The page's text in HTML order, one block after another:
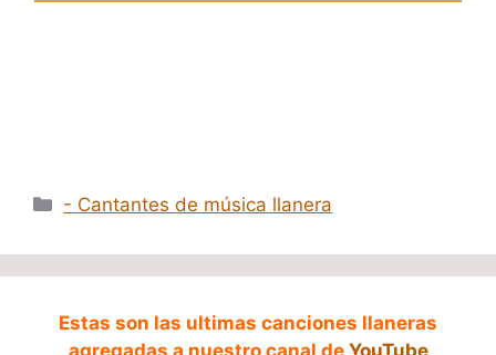
Categorías
- Cantantes de música llanera
Estas son las ultimas canciones llaneras